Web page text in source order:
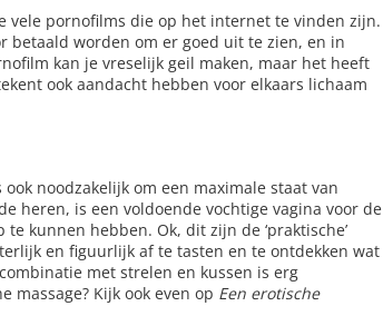
vele pornofilms die op het internet te vinden zijn.
betaald worden om er goed uit te zien, en in
kan je vreselijk geil maken, maar het heeft
ook aandacht hebben voor elkaars lichaam
noodzakelijk om een maximale staat van
heren, is een voldoende vochtige vagina voor de
kunnen hebben. Ok, dit zijn de ‘praktische’
en figuurlijk af te tasten en te ontdekken wat
met strelen en kussen is erg
massage? Kijk ook even op Een erotische